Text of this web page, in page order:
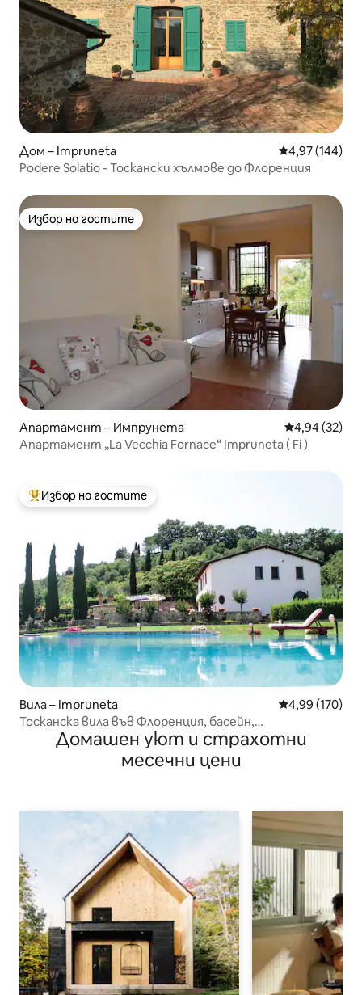
Дом – Impruneta Средна
4,97 (144)
Podere Solatio - Тоскански хълмове до Флоренция
Избор на гостите
Избор на гостите
Апартамент – Импрунета Средна
4,94 (32)
Апартамент „La Vecchia Fornace“ Impruneta ( Fi )
Най-популярен избор на гостите
Избор на гостите
Вила – Impruneta Средна
4,99 (170)
Тосканска вила във Флоренция, басейн,
хидромасажна вана и тенис
Домашен уют и страхотни
месечни цени